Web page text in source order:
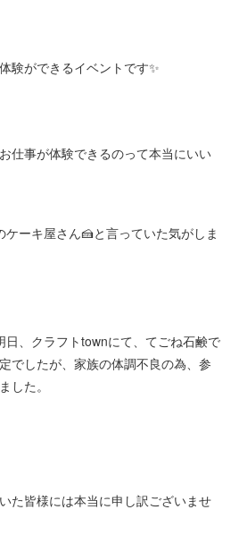
験ができるイベントです✨
仕事が体験できるのって本当にいい
ーキ屋さん🍰と言っていた気がしま
、クラフトtownにて、てごね石鹸で
でしたが、家族の体調不良の為、参
した。
た皆様には本当に申し訳ございませ